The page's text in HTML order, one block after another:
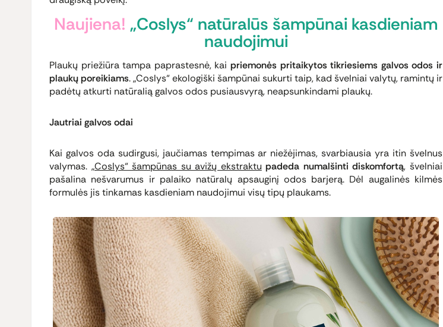
Naujiena! „Coslys“ natūralūs šampūnai kasdieniam
naudojimui
Plaukų priežiūra tampa paprastesnė, kai priemonės pritaikytos tikriesiems galvos odos ir
plaukų poreikiams. „Coslys“ ekologiški šampūnai sukurti taip, kad švelniai valytų, ramintų ir
padėtų atkurti natūralią galvos odos pusiausvyrą, neapsunkindami plaukų.
Jautriai galvos odai
Kai galvos oda sudirgusi, jaučiamas tempimas ar niežėjimas, svarbiausia yra itin švelnus
valymas. „Coslys“ šampūnas su avižų ekstraktu padeda numalšinti diskomfortą, švelniai
pašalina nešvarumus ir palaiko natūralų apsauginį odos barjerą. Dėl augalinės kilmės
formulės jis tinkamas kasdieniam naudojimui visų tipų plaukams.